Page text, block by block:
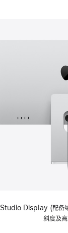
Studio Display (配备
斜度及